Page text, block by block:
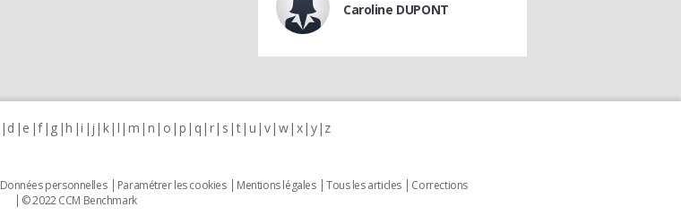
Caroline DUPONT
d e f g h i j k l m n o p q r s t u v w x y z
Données personnelles Paramétrer les cookies Mentions légales Tous les articles
Corrections
© 2022 CCM Benchmark